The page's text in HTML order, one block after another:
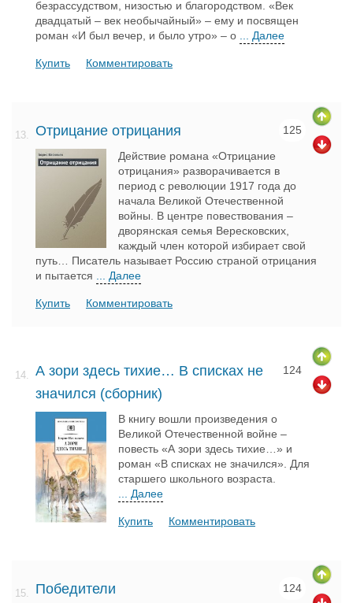
безрассудством, низостью и благородством. «Век
двадцатый – век необычайный» – ему и посвящен
роман «И был вечер, и было утро» – о ... Далее
Купить Комментировать
13. Отрицание отрицания 125
Действие романа «Отрицание
отрицания» разворачивается в
период с революции 1917 года до
начала Великой Отечественной
войны. В центре повествования –
дворянская семья Вересковских,
каждый член которой избирает свой
путь… Писатель называет Россию страной отрицания
и пытается ... Далее
Купить Комментировать
14.
А зори здесь тихие… В списках не
значился (сборник)
124
В книгу вошли произведения о
Великой Отечественной войне –
повесть «А зори здесь тихие…» и
роман «В списках не значился». Для
старшего школьного возраста.
... Далее
Купить Комментировать
15. Победители 124